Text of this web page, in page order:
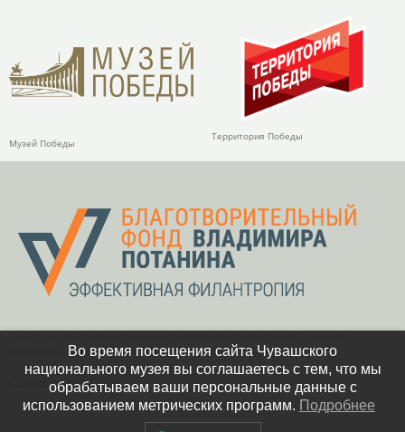
Музей Победы
Территория Победы
создания и развития фондов целевого капитала»
Старая версия сайта
Во время посещения сайта Чувашского
национального музея вы соглашаетесь с тем, что мы
обрабатываем ваши персональные данные с
использованием метрических программ. Подробнее